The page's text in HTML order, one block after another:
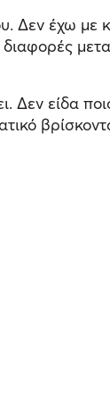
Δεν έχω με
Δεν είδα